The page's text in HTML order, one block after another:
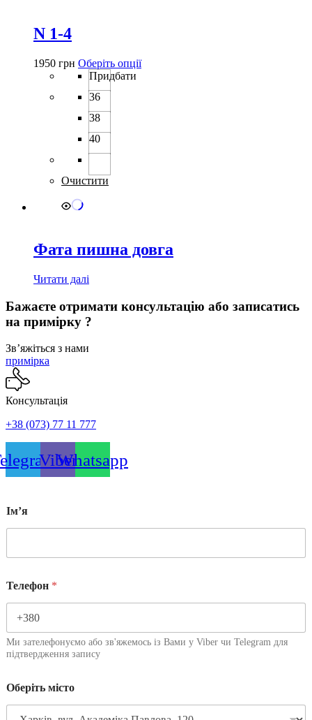
N 1-4
1950 грн Оберіть опціїЦей
Придбати
36
38
40
Очистити
Фата пишна довга
Читати далі
Бажаєте отримати консультацію або записатись
на примірку ?
Звʼяжіться з нами
примірка
Консультація
+38 (073) 77 11 777
ViberWhatsapp
Імʼя
Телефон *
Ми зателефонуємо або зв'яжемось із Вами у Viber чи Telegram для
підтвердження запису
Оберіть місто